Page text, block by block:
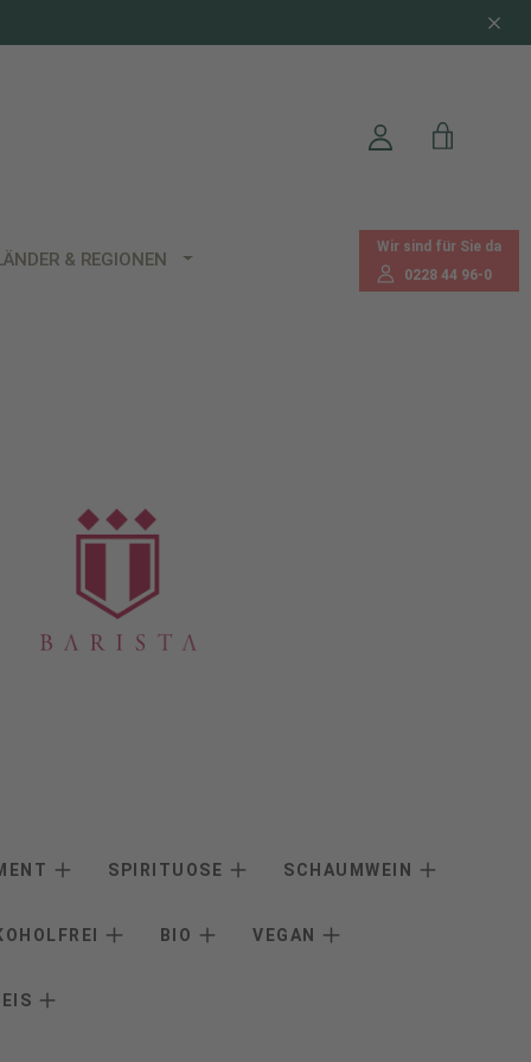
& REGIONEN
Wir sind für Sie da
0228 44 96-0
SPIRITUOSE SCHAUMWEIN
BIO VEGAN